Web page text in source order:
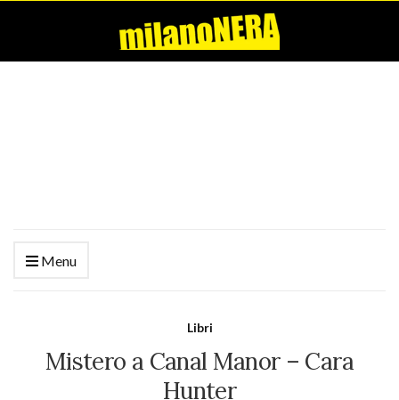
Menu
Libri
Mistero a Canal Manor – Cara
Hunter